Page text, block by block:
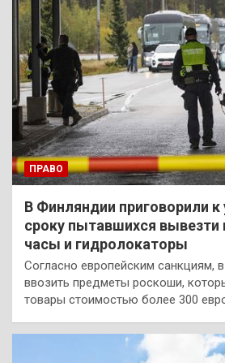
ПРАВО
В Финляндии приговорили
сроку пытавшихся вывезти
часы и гидролокаторы
Согласно европейским санкциям,
ввозить предметы роскоши,
товары стоимостью более 300